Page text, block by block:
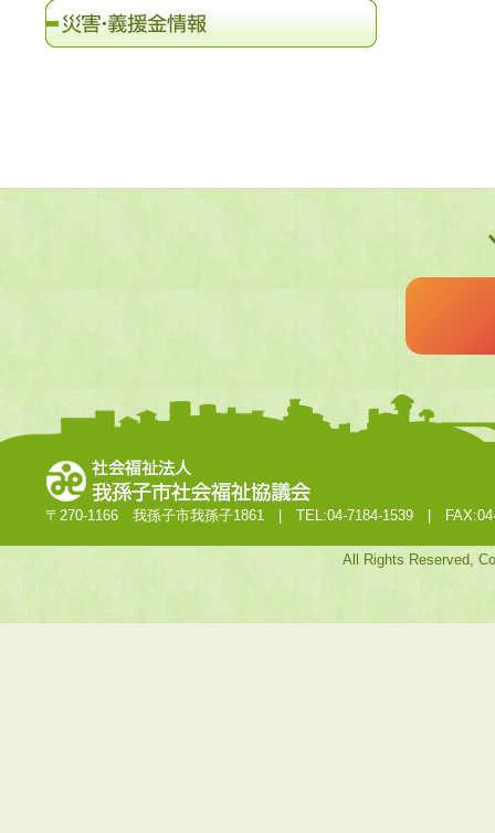
〒270-1166 我孫子市我孫子1861 | TEL:04-7184-1539 | FAX:04-
All Rights Reserved,